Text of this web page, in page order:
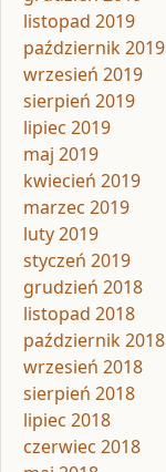
listopad 2019
październik 2019
wrzesień 2019
sierpień 2019
lipiec 2019
maj 2019
kwiecień 2019
marzec 2019
luty 2019
styczeń 2019
grudzień 2018
listopad 2018
październik 2018
wrzesień 2018
sierpień 2018
lipiec 2018
czerwiec 2018